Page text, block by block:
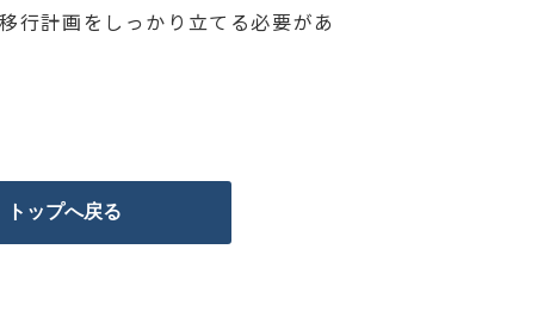
計画をしっかり立てる必要があ
トップへ戻る